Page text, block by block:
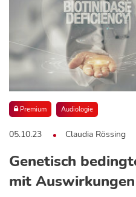
Premium Audiologie
05.10.23 Claudia Rössing
Genetisch
mit